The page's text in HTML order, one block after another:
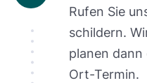
Rufen Sie
schildern.
planen dann
Ort-Termin.